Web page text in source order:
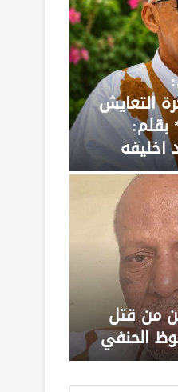
التعايش
بقلم:
من قتل
الحنفي